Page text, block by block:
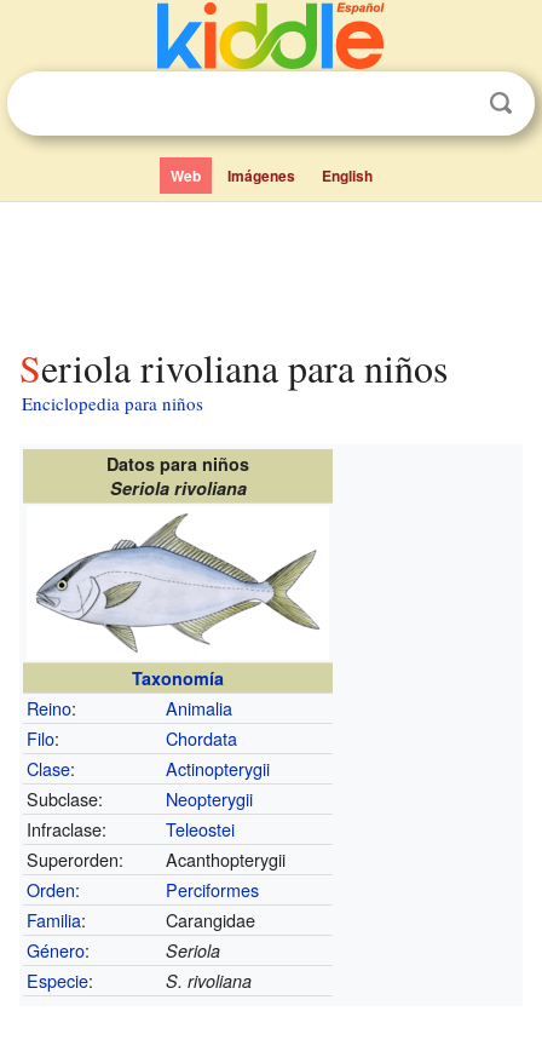
Web Imágenes English
Seriola rivoliana para niños
Enciclopedia para niños
Datos para niños
Seriola rivoliana
Taxonomía
Reino:
Animalia
Filo:
Chordata
Clase:
Actinopterygii
Subclase:
Neopterygii
Infraclase:
Teleostei
Superorden:
Acanthopterygii
Orden:
Perciformes
Familia:
Carangidae
Género: Seriola
Especie: S. rivoliana